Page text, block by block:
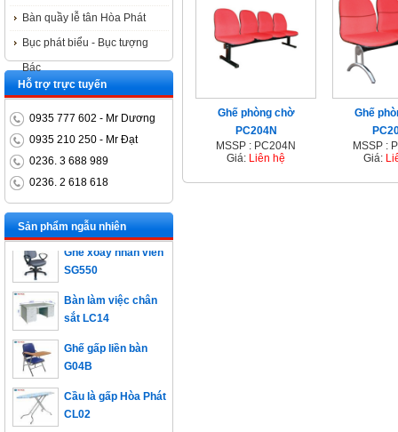
Ghế phòng chờ
PC204N
MSSP : PC204N
Giá: Liên hệ
Ghế
MSSP :
Giá:
Bàn quầy lễ tân Hòa Phát
Bục phát biểu - Bục tượng
Bác
Hỗ trợ trực tuyến
0935 777 602 - Mr Dương
0935 210 250 - Mr Đạt
0236. 3 688 989
0236. 2 618 618
Sản phẩm ngẫu nhiên
ET1400D
Ghế xoay nhân viên
SG550
sắt LC14
G04B
CL02